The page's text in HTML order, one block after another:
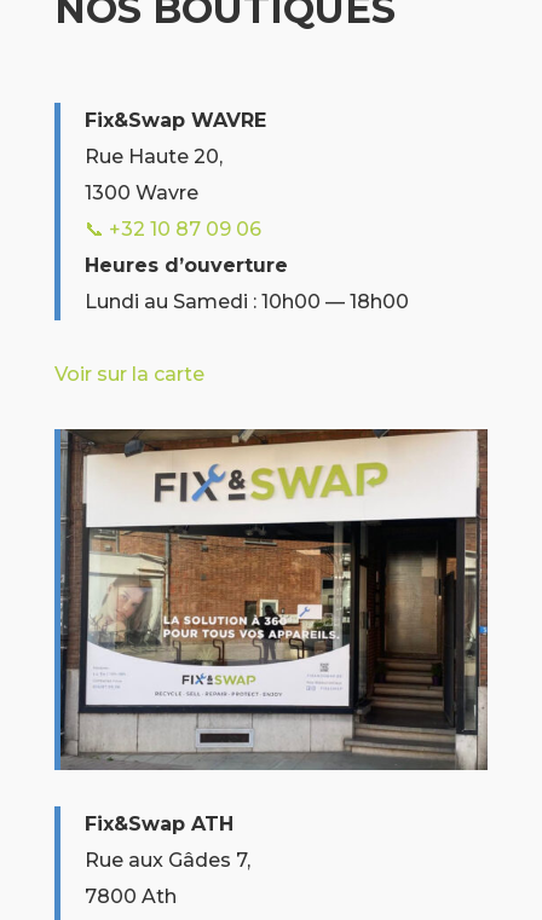
Fix&Swap WAVRE
Rue Haute 20,
1300 Wavre
📞 +32 10 87 09 06
Heures d’ouverture
Lundi au Samedi : 10h00 — 18h00
Voir sur la carte
Fix&Swap ATH
Rue aux Gâdes 7,
7800 Ath